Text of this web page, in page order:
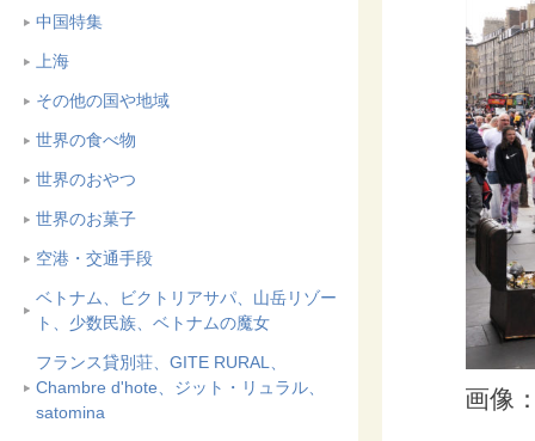
中国特集
上海
その他の国や地域
世界の食べ物
世界のおやつ
世界のお菓子
空港・交通手段
ベトナム、ビクトリアサパ、山岳リゾー
ト、少数民族、ベトナムの魔女
フランス貸別荘、GITE RURAL、
Chambre d'hote、ジット・リュラル、
satomina
画像